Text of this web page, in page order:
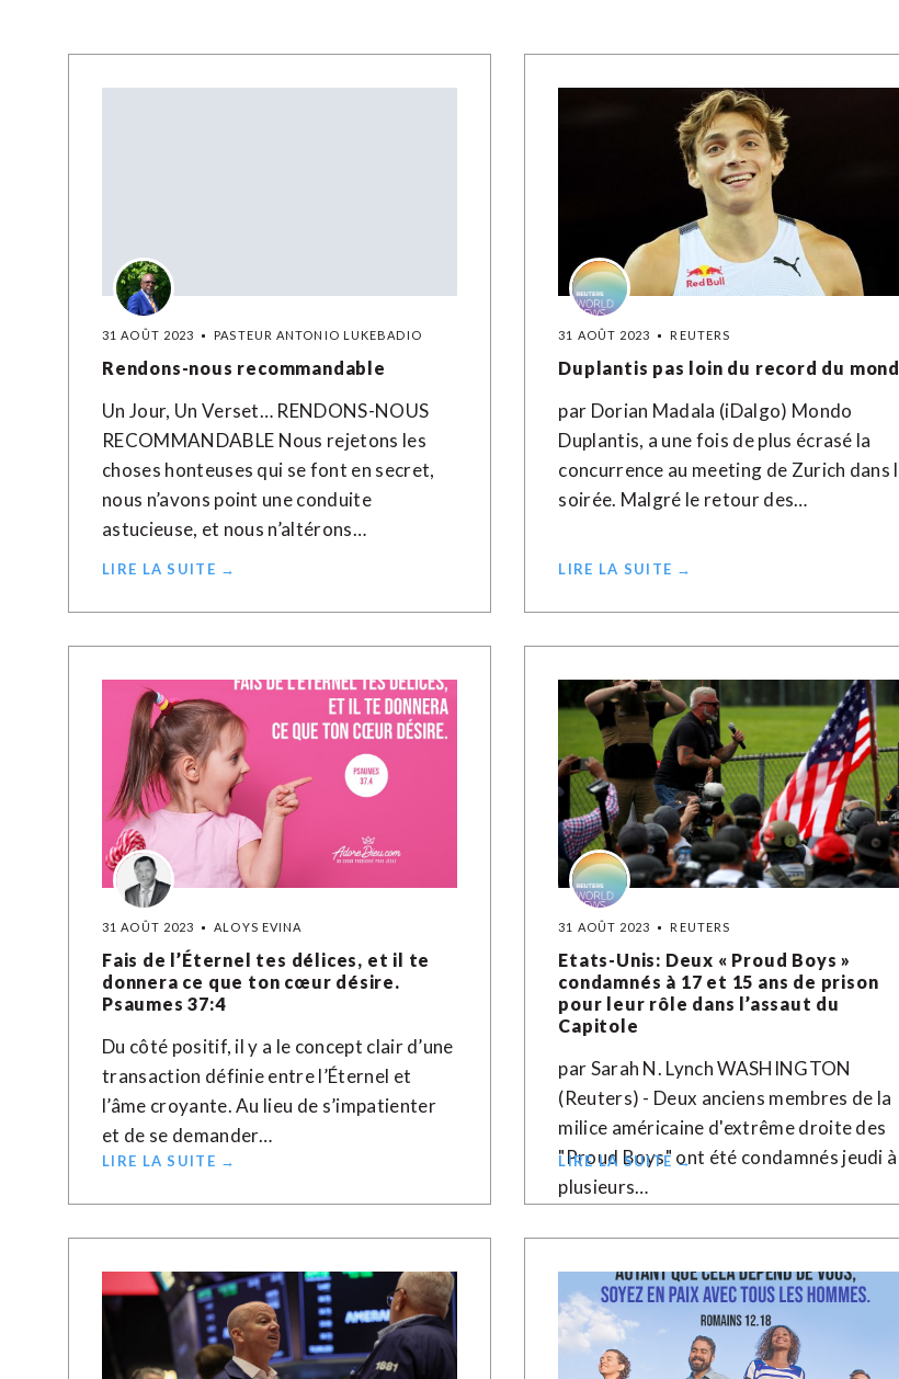
31 AOÛT 2023 PASTEUR ANTONIO LUKEBADIO
Rendons-nous recommandable
Un Jour, Un Verset… RENDONS-NOUS
RECOMMANDABLE Nous rejetons les
choses honteuses qui se font en secret,
nous n’avons point une conduite
astucieuse, et nous n’altérons…
LIRE LA SUITE →
31 AOÛT 2023 REUTERS
Duplantis pas loin du record du
par Dorian Madala (iDalgo) Mondo
Duplantis, a une fois de plus écrasé la
concurrence au meeting de Zurich dans
soirée. Malgré le retour des…
LIRE LA SUITE →
31 AOÛT 2023 ALOYS EVINA
Fais de l’Éternel tes délices, et il te
donnera ce que ton cœur désire.
Psaumes 37:4
Du côté positif, il y a le concept clair d’une
transaction définie entre l’Éternel et
l’âme croyante. Au lieu de s’impatienter
et de se demander…
LIRE LA SUITE →
31 AOÛT 2023 REUTERS
Etats-Unis: Deux « Proud Boys »
condamnés à 17 et 15 ans de prison
pour leur rôle dans l’assaut du
Capitole
par Sarah N. Lynch WASHINGTON
(Reuters) - Deux anciens membres de la
milice américaine d'extrême droite des
"Proud Boys" ont été condamnés jeudi à
plusieurs…
LIRE LA SUITE →